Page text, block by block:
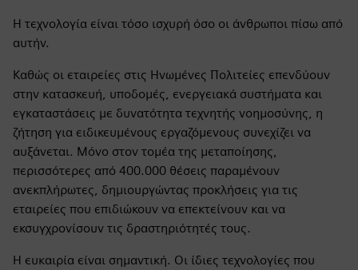
Η τεχνολογία είναι τόσο ισχυρή όσο οι άνθρωποι πίσω από
αυτήν.
Καθώς οι εταιρείες στις Ηνωμένες Πολιτείες επενδύουν
στην κατασκευή, υποδομές, ενεργειακά συστήματα και
εγκαταστάσεις με δυνατότητα τεχνητής νοημοσύνης, η
ζήτηση για ειδικευμένους εργαζόμενους συνεχίζει να
αυξάνεται. Μόνο στον τομέα της μεταποίησης,
περισσότερες από 400.000 θέσεις παραμένουν
ανεκπλήρωτες, δημιουργώντας προκλήσεις για τις
εταιρείες που επιδιώκουν να επεκτείνουν και να
εκσυγχρονίσουν τις δραστηριότητές τους.
Η ευκαιρία είναι σημαντική. Οι ίδιες τεχνολογίες που